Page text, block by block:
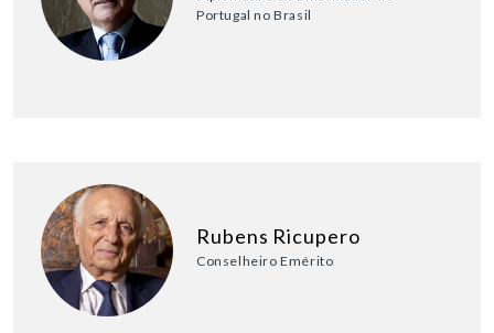
Portugal no Brasil
Rubens Ricupero
Conselheiro Emérito